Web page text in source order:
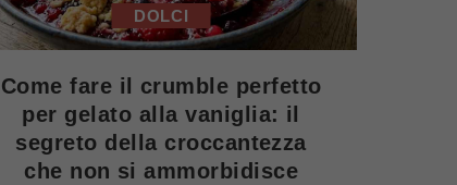
DOLCI
Come fare il crumble perfetto
per gelato alla vaniglia: il
segreto della croccantezza
che non si ammorbidisce